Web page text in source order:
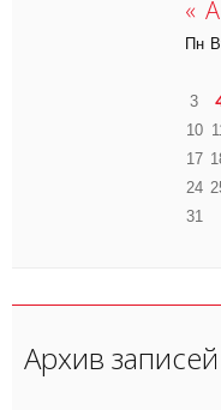
«
Пн
3
10
17
24
31
Архив записей